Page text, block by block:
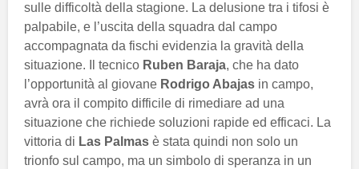
sulle difficoltà della stagione. La delusione tra i tifosi è
palpabile, e l’uscita della squadra dal campo
accompagnata da fischi evidenzia la gravità della
situazione. Il tecnico Ruben Baraja, che ha dato
l’opportunità al giovane Rodrigo Abajas in campo,
avrà ora il compito difficile di rimediare ad una
situazione che richiede soluzioni rapide ed efficaci. La
vittoria di Las Palmas è stata quindi non solo un
trionfo sul campo, ma un simbolo di speranza in un